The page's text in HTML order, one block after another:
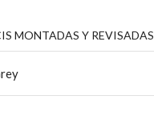
MONTADAS Y REVISADAS